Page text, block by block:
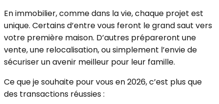
En immobilier, comme dans la vie, chaque projet est
unique. Certains d’entre vous feront le grand saut vers
votre première maison. D’autres prépareront une
vente, une relocalisation, ou simplement l’envie de
sécuriser un avenir meilleur pour leur famille.
Ce que je souhaite pour vous en 2026, c’est plus que
des transactions réussies :